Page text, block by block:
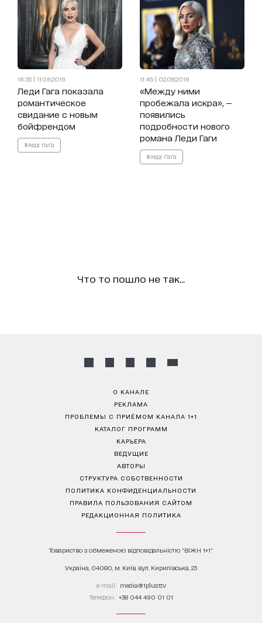
16:35 | 11.09.2019
Леди Гага показала
романтическое
свидание с новым
бойфрендом
#леді ґаґа
11:45 | 02.08.2019
«Между ними
пробежала искра», —
появились
подробности нового
романа Леди Гаги
#леді ґаґа
Что то пошло не так...
О КАНАЛЕ
РЕКЛАМА
ПРОБЛЕМЫ С ПРИЁМОМ КАНАЛА 1+1
КАТАЛОГ ПРОГРАММ
КАРЬЕРА
ВЕДУЩИЕ
АВТОРЫ
СТРУКТУРА СОБСТВЕННОСТИ
ПОЛИТИКА КОНФИДЕНЦИАЛЬНОСТИ
ПРАВИЛА ПОЛЬЗОВАНИЯ САЙТОМ
РЕДАКЦИОННАЯ ПОЛИТИКА
Товариство з обмеженою відповідальністю "ВІЖН 1+1"
Україна, 04080, м. Київ, вул. Кирилівська, 23
е-mail: media@1plus1.tv
Телефон: +38 044 490 01 01